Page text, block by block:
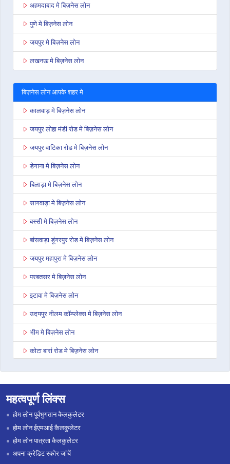
अहमदाबाद मे बिज़नेस लोन
पुणे मे बिज़नेस लोन
जयपुर मे बिज़नेस लोन
लखनऊ मे बिज़नेस लोन
बिज़नेस लोन आपके शहर मे
कालवाड़ मे बिज़नेस लोन
जयपुर लोहा मंडी रोड मे बिज़नेस लोन
जयपुर वाटिका रोड मे बिज़नेस लोन
डेगाना मे बिज़नेस लोन
बिलाड़ा मे बिज़नेस लोन
सागवाड़ा मे बिज़नेस लोन
बस्सी मे बिज़नेस लोन
बांसवाड़ा डूंगरपुर रोड मे बिज़नेस लोन
जयपुर महापुरा मे बिज़नेस लोन
परबतसर मे बिज़नेस लोन
इटावा मे बिज़नेस लोन
उदयपुर नीलम कॉम्प्लेक्स मे बिज़नेस लोन
भीम मे बिज़नेस लोन
कोटा बारां रोड मे बिज़नेस लोन
जोधपुर पाओटा मे बिज़नेस लोन
भरतपुर मे बिज़नेस लोन
सवाई माधोपुर मे बिज़नेस लोन
महत्वपूर्ण लिंक्स
होम लोन पूर्वभुगतान कैलकुलेटर
होम लोन ईएमआई कैलकुलेटर
होम लोन पात्रता कैलकुलेटर
अपना क्रेडिट स्कोर जांचें